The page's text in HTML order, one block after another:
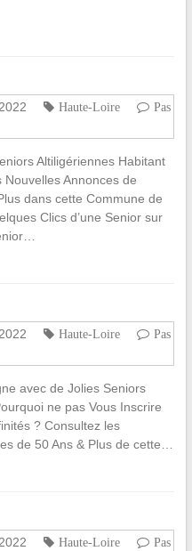
Haute-Loire
Pas
Altiligériennes Habitant
Annonces de
dans cette Commune de
Clics d’une Senior sur
Haute-Loire
Pas
avec de Jolies Seniors
ne pas Vous Inscrire
? Consultez les
de 50 Ans & Plus de cette…
Haute-Loire
Pas